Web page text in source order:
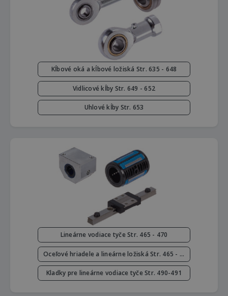
Kĺbové oká a kĺbové ložiská Str. 635 - 648
Vidlicové kĺby Str. 649 - 652
Uhlové kĺby Str. 653
Lineárne vodiace tyče Str. 465 - 470
Oceľové hriadele a lineárne ložiská Str. 465 - 489
Kladky pre lineárne vodiace tyče Str. 490-491